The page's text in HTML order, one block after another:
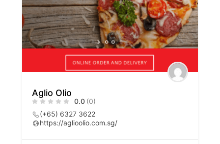
Aglio Olio
0.0 (0)
(+65) 6327 3622
https://aglioolio.com.sg/